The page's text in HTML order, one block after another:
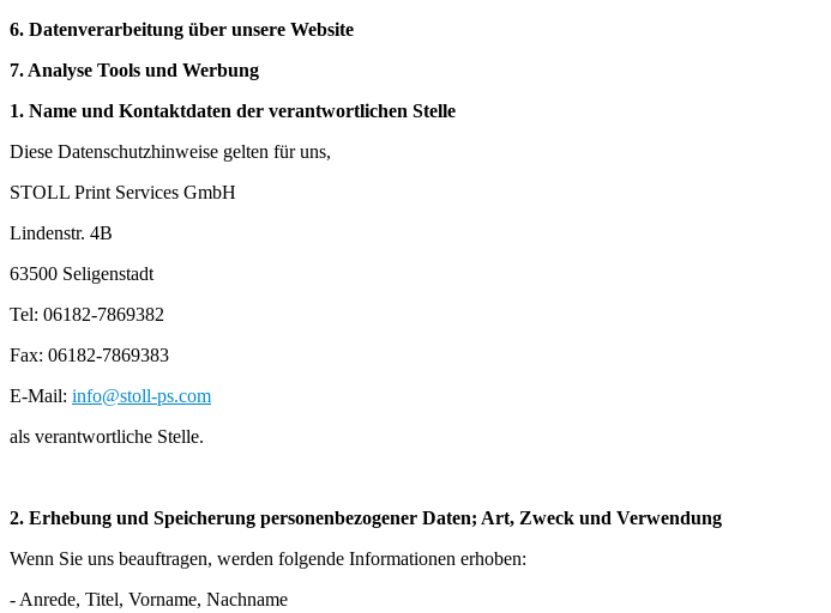
6. Datenverarbeitung über unsere Website
7. Analyse Tools und Werbung
1. Name und Kontaktdaten der verantwortlichen Stelle
Diese Datenschutzhinweise gelten für uns,
STOLL Print Services GmbH
Lindenstr. 4B
63500 Seligenstadt
Tel: 06182-7869382
Fax: 06182-7869383
E-Mail: info@stoll-ps.com
als verantwortliche Stelle.
2. Erhebung und Speicherung personenbezogener Daten; Art, Zweck und Verwendung
Wenn Sie uns beauftragen, werden folgende Informationen erhoben:
- Anrede, Titel, Vorname, Nachname